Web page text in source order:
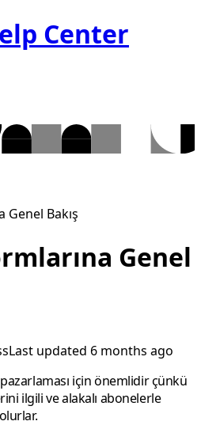
Center
Genel Bakış
Genel
Last updated 6 months ago
için önemlidir çünkü
ilgili ve alakalı abonelerle